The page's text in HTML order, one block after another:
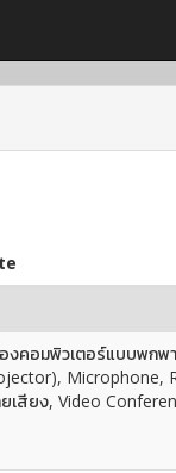
งคอมพิวเตอร์แบบพกพ
Microphone,
เสียง, Video